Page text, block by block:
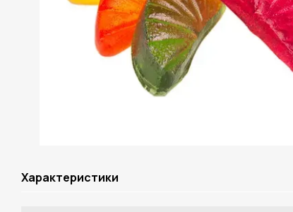
Характеристики